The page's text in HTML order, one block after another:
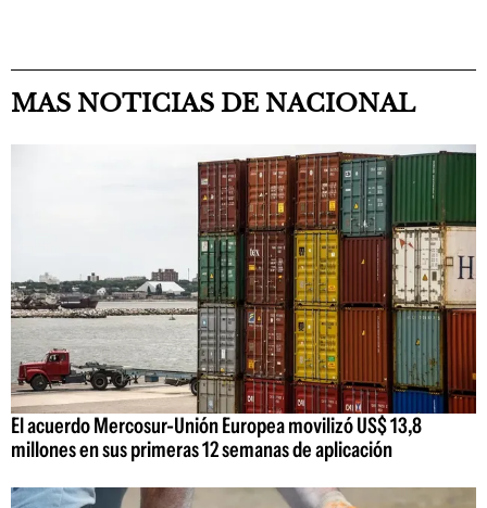
MAS NOTICIAS DE NACIONAL
El acuerdo Mercosur-Unión Europea movilizó US$ 13,8
millones en sus primeras 12 semanas de aplicación